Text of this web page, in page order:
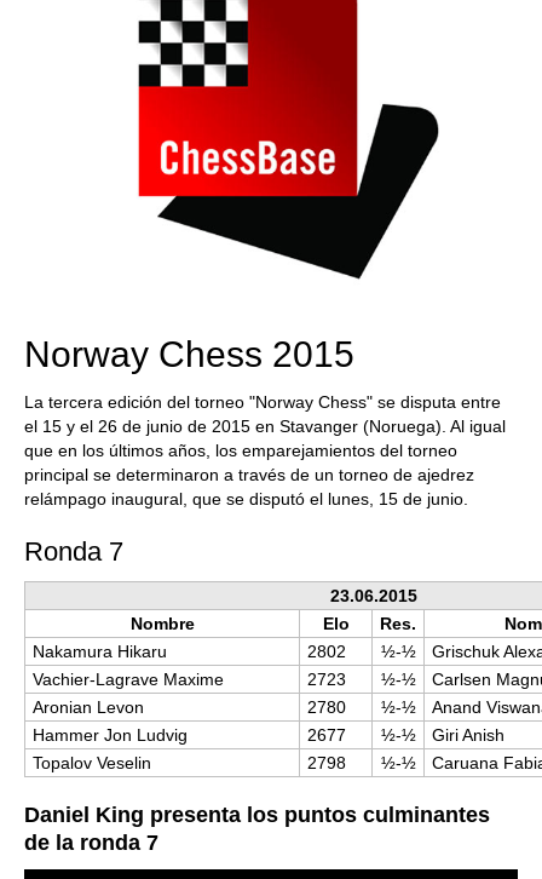
Norway Chess 2015
La tercera edición del torneo "Norway Chess" se disputa entre
el 15 y el 26 de junio de 2015 en Stavanger (Noruega). Al igual
que en los últimos años, los emparejamientos del torneo
principal se determinaron a través de un torneo de ajedrez
relámpago inaugural, que se disputó el lunes, 15 de junio.
Ronda 7
23.06.2015
Nombre
Elo Res.
Nakamura Hikaru
2802 ½-½
Grischuk
Vachier-Lagrave Maxime
2723 ½-½
Carlsen
Aronian Levon
2780 ½-½
Anand
Hammer Jon Ludvig
2677 ½-½
Giri Anish
Topalov Veselin
2798 ½-½ Caruana
Daniel King presenta los puntos culminantes
de la ronda 7